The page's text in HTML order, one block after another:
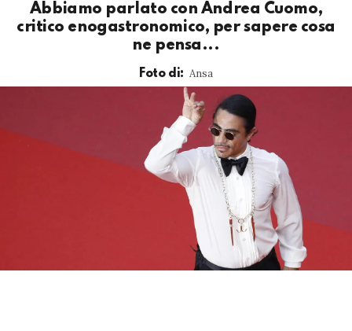
Abbiamo parlato con Andrea Cuomo,
critico enogastronomico, per sapere cosa
ne pensa...
Foto di: Ansa